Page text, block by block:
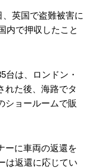
英国で盗難被害に
内で押収したこと
台は、ロンドン・
れた後、海路でタ
ショールームで販
ーに車両の返還を
は返還に応じてい